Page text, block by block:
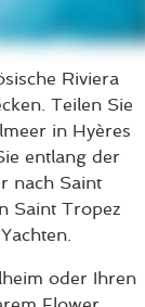
Riviera
Teilen Sie
in Hyères
entlang der
nach Saint
Saint Tropez
oder Ihren